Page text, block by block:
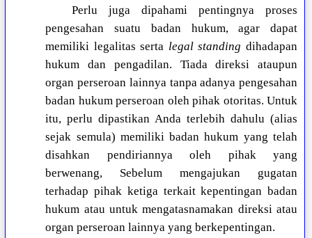
Perlu juga dipahami pentingnya proses
pengesahan suatu badan hukum, agar dapat
memiliki legalitas serta legal standing dihadapan
hukum dan pengadilan. Tiada direksi ataupun
organ perseroan lainnya tanpa adanya pengesahan
badan hukum perseroan oleh pihak otoritas. Untuk
itu, perlu dipastikan Anda terlebih dahulu (alias
sejak semula) memiliki badan hukum yang telah
disahkan pendiriannya oleh pihak yang
berwenang, Sebelum mengajukan gugatan
terhadap pihak ketiga terkait kepentingan badan
hukum atau untuk mengatasnamakan direksi atau
organ perseroan lainnya yang berkepentingan.